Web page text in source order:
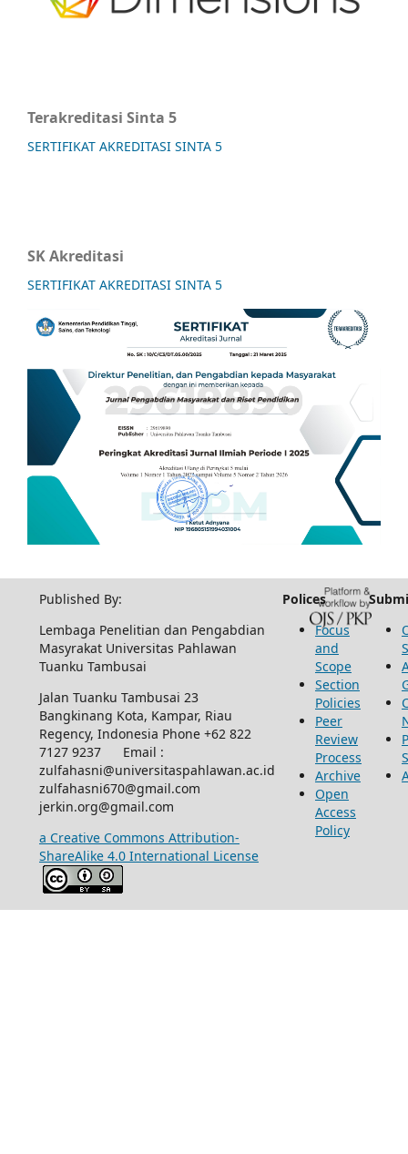
Terakreditasi Sinta 5
SERTIFIKAT AKREDITASI SINTA 5
SK Akreditasi
SERTIFIKAT AKREDITASI SINTA 5
Published By:
Lembaga Penelitian dan Pengabdian
Masyrakat Universitas Pahlawan
Tuanku Tambusai
Jalan Tuanku Tambusai 23
Bangkinang Kota, Kampar, Riau
Regency, Indonesia Phone +62 822
7127 9237 Email :
zulfahasni@universitaspahlawan.ac.id
zulfahasni670@gmail.com
jerkin.org@gmail.com
a Creative Commons Attribution-
ShareAlike 4.0 International License
Polices
Focus
and
Scope
Section
Policies
Peer
Review
Process
Archive
Open
Access
Policy